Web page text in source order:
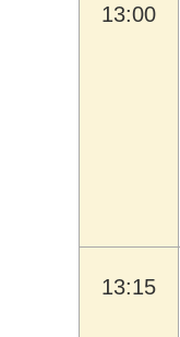
13:00
13:15